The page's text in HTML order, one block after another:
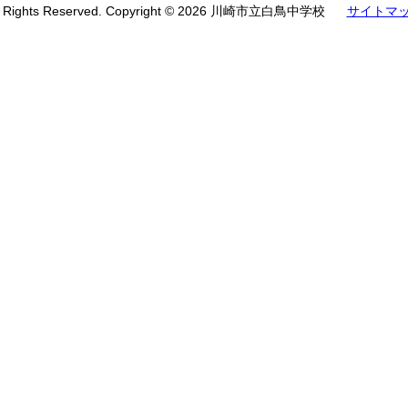
Rights Reserved. Copyright © 2026 川崎市立白鳥中学校 サイトマ